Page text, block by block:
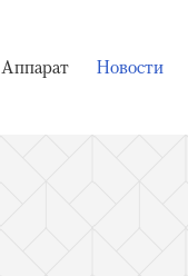
Аппарат Новости